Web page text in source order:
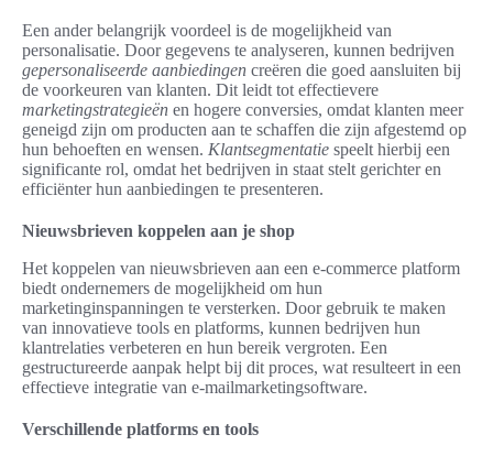
Een ander belangrijk voordeel is de mogelijkheid van
personalisatie. Door gegevens te analyseren, kunnen bedrijven
gepersonaliseerde aanbiedingen creëren die goed aansluiten bij
de voorkeuren van klanten. Dit leidt tot effectievere
marketingstrategieën en hogere conversies, omdat klanten meer
geneigd zijn om producten aan te schaffen die zijn afgestemd op
hun behoeften en wensen. Klantsegmentatie speelt hierbij een
significante rol, omdat het bedrijven in staat stelt gerichter en
efficiënter hun aanbiedingen te presenteren.
Nieuwsbrieven koppelen aan je shop
Het koppelen van nieuwsbrieven aan een e-commerce platform
biedt ondernemers de mogelijkheid om hun
marketinginspanningen te versterken. Door gebruik te maken
van innovatieve tools en platforms, kunnen bedrijven hun
klantrelaties verbeteren en hun bereik vergroten. Een
gestructureerde aanpak helpt bij dit proces, wat resulteert in een
effectieve integratie van e-mailmarketingsoftware.
Verschillende platforms en tools